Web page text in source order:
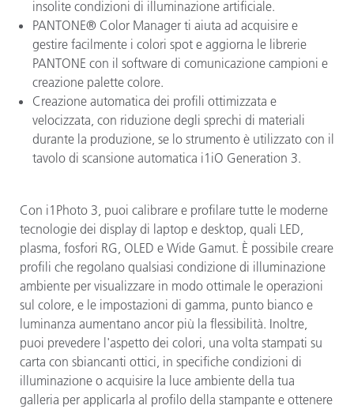
insolite condizioni di illuminazione artificiale.
PANTONE® Color Manager ti aiuta ad acquisire e
gestire facilmente i colori spot e aggiorna le librerie
PANTONE con il software di comunicazione campioni e
creazione palette colore.
Creazione automatica dei profili ottimizzata e
velocizzata, con riduzione degli sprechi di materiali
durante la produzione, se lo strumento è utilizzato con il
tavolo di scansione automatica i1iO Generation 3.
Con i1Photo 3, puoi calibrare e profilare tutte le moderne
tecnologie dei display di laptop e desktop, quali LED,
plasma, fosfori RG, OLED e Wide Gamut. È possibile creare
profili che regolano qualsiasi condizione di illuminazione
ambiente per visualizzare in modo ottimale le operazioni
sul colore, e le impostazioni di gamma, punto bianco e
luminanza aumentano ancor più la flessibilità. Inoltre,
puoi prevedere l'aspetto dei colori, una volta stampati su
carta con sbiancanti ottici, in specifiche condizioni di
illuminazione o acquisire la luce ambiente della tua
galleria per applicarla al profilo della stampante e ottenere